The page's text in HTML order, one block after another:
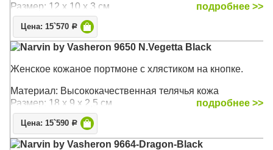
Размер: 12 х 10 х 3 см
подробнее >>
Цена: 15`570 Р
Narvin by Vasheron 9650 N.Vegetta Black
Женское кожаное портмоне с хлястиком на кнопке.
Материал: Высококачественная телячья кожа
Размер: 18 х 9 х 2,5 см
подробнее >>
Цена: 15`590 Р
Narvin by Vasheron 9664-Dragon-Black